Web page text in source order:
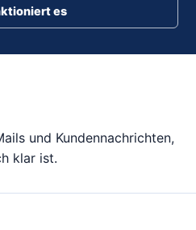
es
und Kundennachrichten,
klar ist.